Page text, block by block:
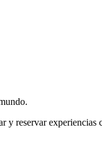
reservar experiencias